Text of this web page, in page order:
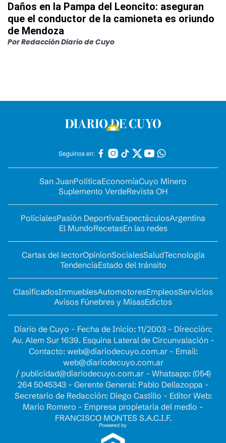
Daños en la Pampa del Leoncito: aseguran
que el conductor de la camioneta es oriundo
de Mendoza
PorRedacción Diario de Cuyo
Seguinos en:
San JuanPolíticaEconomíaCuyo Minero
Suplemento VerdeRevista OH
PolicialesPasión DeportivaEspectáculosArgentina
El MundoRecetasEn las redes
Cartas del lectorOpinionSocialesSaludTecnología
TendenciaEstado del tránsito
ClasificadosInmueblesAutomotoresEmpleosServicios
Avisos Fúnebres y MisasEdictos
Diario de Cuyo - Fecha de Inicio: 11/2003 - Dirección:
Av. Alem Sur 1639. Esquina Lateral de Circunvalación -
Contacto: web@diariodecuyo.com.ar- Email:
web@diariodecuyo.com.ar
/ publicidad@diariodecuyo.com.ar- Whatsapp: (054)
264 5045343 - Gerente General: Pablo Dellazoppa -
Secretario de Redacción: Diego Castillo - Editor Web:
Mario Romero - Empresa propietaria del medio -
FRANCISCO MONTES S.A.C.I.F.